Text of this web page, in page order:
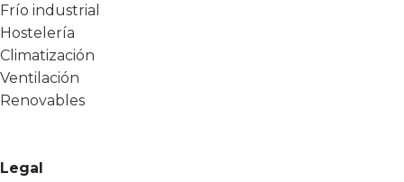
Frío industrial
Hostelería
Climatización
Ventilación
Renovables
Legal